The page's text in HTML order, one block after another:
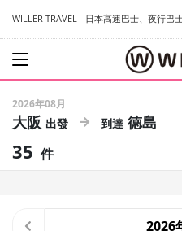
WILLER TRAVEL - 日本高速巴士、夜行巴
2026年08月
大阪 徳島
35 件
2026